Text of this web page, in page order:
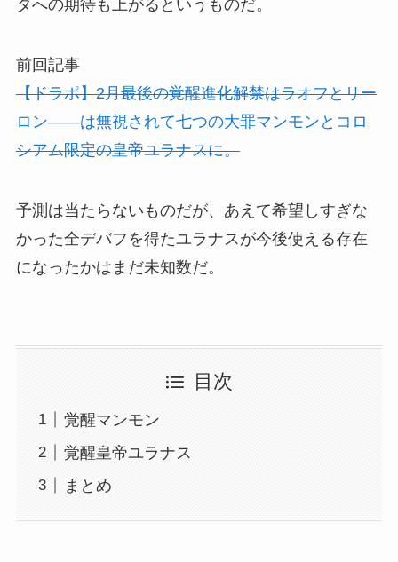
タへの期待も上がるというものだ。
前回記事
【ドラポ】2月最後の覚醒進化解禁はラオフとリー
ロン――は無視されて七つの大罪マンモンとコロ
シアム限定の皇帝ユラナスに。
予測は当たらないものだが、あえて希望しすぎな
かった全デバフを得たユラナスが今後使える存在
になったかはまだ未知数だ。
目次
覚醒マンモン
覚醒皇帝ユラナス
まとめ